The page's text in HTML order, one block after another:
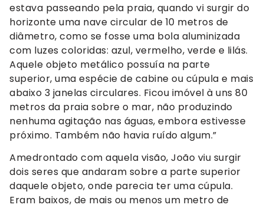
estava passeando pela praia, quando vi surgir do
horizonte uma nave circular de 10 metros de
diâmetro, como se fosse uma bola aluminizada
com luzes coloridas: azul, vermelho, verde e lilás.
Aquele objeto metálico possuía na parte
superior, uma espécie de cabine ou cúpula e mais
abaixo 3 janelas circulares. Ficou imóvel à uns 80
metros da praia sobre o mar, não produzindo
nenhuma agitação nas águas, embora estivesse
próximo. Também não havia ruído algum.”
Amedrontado com aquela visão, João viu surgir
dois seres que andaram sobre a parte superior
daquele objeto, onde parecia ter uma cúpula.
Eram baixos, de mais ou menos um metro de